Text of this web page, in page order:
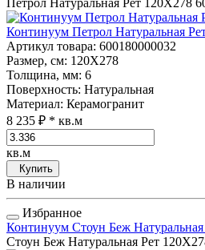
Петрол Натуральная Рет 120Х278
Континуум Петрол Натуральная
Артикул товара: 600180000032
Размер, см: 120Х278
Толщина, мм: 6
Поверхность: Натуральная
Материал: Керамогранит
8 235 ₽ * кв.м
кв.м
Купить
В наличии
Избранное
Континуум Стоун Беж
Стоун Беж Натуральная Рет